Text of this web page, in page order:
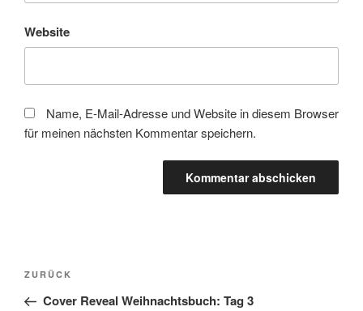
Website
Name, E-Mail-Adresse und Website in diesem Browser
für meinen nächsten Kommentar speichern.
Beitragsnavigation
Vorheriger
Beitrag
ZURÜCK
Cover Reveal Weihnachtsbuch: Tag 3